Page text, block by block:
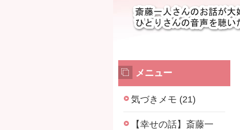
メニュー
気づきメモ (21)
【幸せの話】斎藤一